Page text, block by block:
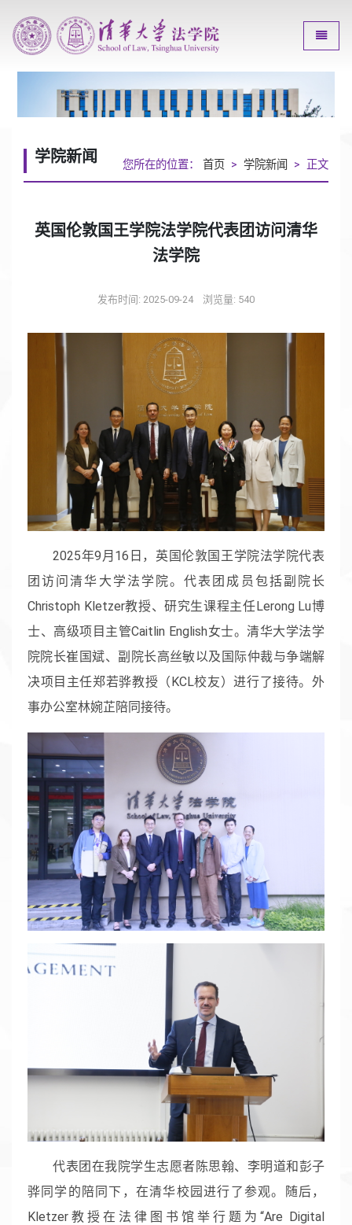
学院新闻 您所在的位置： 首页 > 学院新闻 > 正文
英国伦敦国王学院法学院代表团访问清华
法学院
发布时间: 2025-09-24 浏览量: 540
2025年9月16日，英国伦敦国王学院法学院代表
团访问清华大学法学院。代表团成员包括副院长
Christoph Kletzer教授、研究生课程主任Lerong Lu博
士、高级项目主管Caitlin English女士。清华大学法学
院院长崔国斌、副院长高丝敏以及国际仲裁与争端解
决项目主任郑若骅教授（KCL校友）进行了接待。外
事办公室林婉芷陪同接待。
代表团在我院学生志愿者陈思翰、李明道和彭子
骅同学的陪同下，在清华校园进行了参观。随后，
Kletzer教授在法律图书馆举行题为“Are Digital